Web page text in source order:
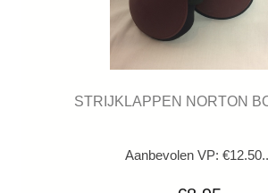
STRIJKLAPPEN NORTON
Aanbevolen VP: